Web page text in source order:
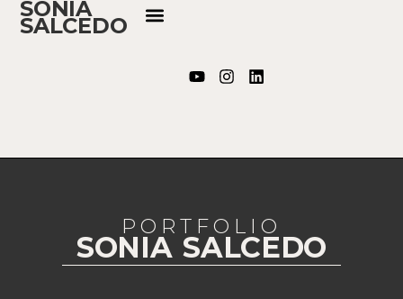
SONIA
SALCEDO
PORTFOLIO
SONIA SALCEDO